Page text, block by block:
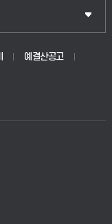
예결산공고